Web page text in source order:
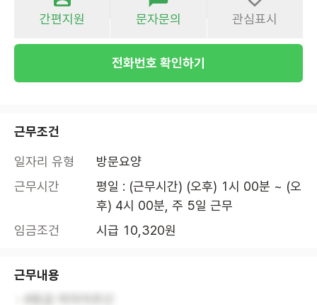
간편지원 문자문의 관심표시
전화번호 확인하기
근무조건
일자리 유형
방문요양
근무시간
평일 : (근무시간) (오후) 1시 00분 ~ (오
후) 4시 00분, 주 5일 근무
임금조건
시급 10,320원
근무내용